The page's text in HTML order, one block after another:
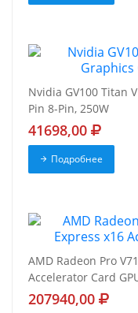
Nvidia GV100 Titan
Pin 8-Pin, 250W
41698,00
Подробнее
AMD Radeon Pro
Accelerator Card
207940,00